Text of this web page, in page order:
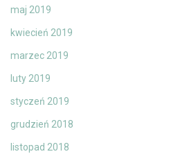
maj 2019
kwiecień 2019
marzec 2019
luty 2019
styczeń 2019
grudzień 2018
listopad 2018